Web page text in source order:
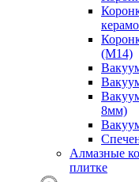
(М14)
8мм)
Алмазные
плитке